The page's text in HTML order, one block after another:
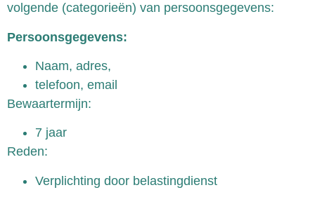
volgende (categorieën) van persoonsgegevens:
Persoonsgegevens:
Naam, adres,
telefoon, email
Bewaartermijn:
7 jaar
Reden:
Verplichting door belastingdienst